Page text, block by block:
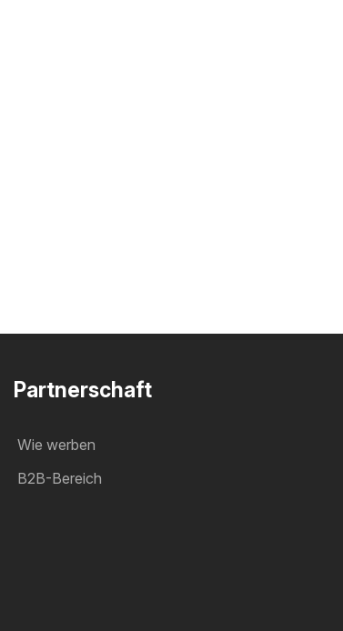
Partnerschaft
Wie werben
B2B-Bereich